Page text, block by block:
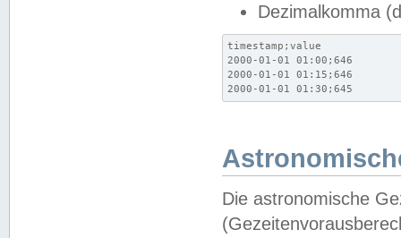
Dezimalkomma
timestamp;value
2000-01-01 01:00;646
2000-01-01 01:15;646
2000-01-01 01:30;645
Die astronomische